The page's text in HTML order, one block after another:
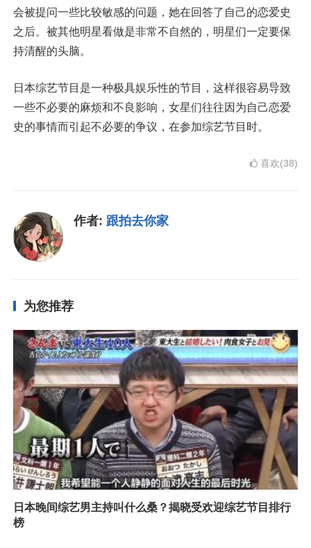
会被提问一些比较敏感的问题，她在回答了自己的恋爱史
之后。被其他明星看做是非常不自然的，明星们一定要保
持清醒的头脑。
日本综艺节目是一种极具娱乐性的节目，这样很容易导致
一些不必要的麻烦和不良影响，女星们往往因为自己恋爱
史的事情而引起不必要的争议，在参加综艺节目时。
喜欢(38)
作者: 跟拍去你家
为您推荐
日本晚间综艺男主持叫什么桑？揭晓受欢迎综艺节目排行
榜